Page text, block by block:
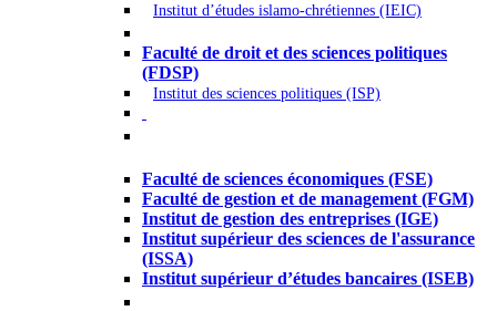
Institut d’études islamo-chrétiennes (IEIC)
Faculté de droit et des sciences politiques
(FDSP)
Institut des sciences politiques (ISP)
Faculté de sciences économiques (FSE)
Faculté de gestion et de management (FGM)
Institut de gestion des entreprises (IGE)
Institut supérieur des sciences de l'assurance
(ISSA)
Institut supérieur d’études bancaires (ISEB)